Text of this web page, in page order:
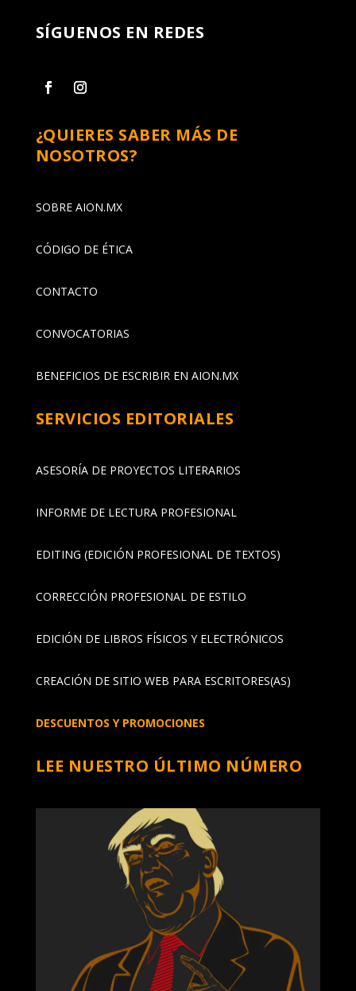
SÍGUENOS EN REDES
¿QUIERES SABER MÁS DE
NOSOTROS?
SOBRE AION.MX
CÓDIGO DE ÉTICA
CONTACTO
CONVOCATORIAS
BENEFICIOS DE ESCRIBIR EN AION.MX
SERVICIOS EDITORIALES
ASESORÍA DE PROYECTOS LITERARIOS
INFORME DE LECTURA PROFESIONAL
EDITING (EDICIÓN PROFESIONAL DE TEXTOS)
CORRECCIÓN PROFESIONAL DE ESTILO
EDICIÓN DE LIBROS FÍSICOS Y ELECTRÓNICOS
CREACIÓN DE SITIO WEB PARA ESCRITORES(AS)
DESCUENTOS Y PROMOCIONES
LEE NUESTRO ÚLTIMO NÚMERO